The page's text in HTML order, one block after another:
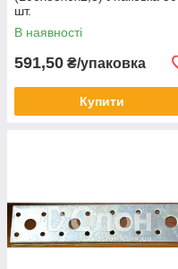
шт.
В наявності
591,50 ₴/упаковка
Купити